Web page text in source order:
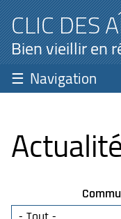
CLIC DES
Bien vieillir en
Navigation